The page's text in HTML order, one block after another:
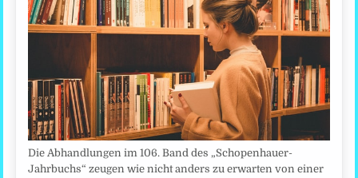
Die Abhandlungen im 106. Band des „Schopenhauer-
Jahrbuchs“ zeugen wie nicht anders zu erwarten von einer